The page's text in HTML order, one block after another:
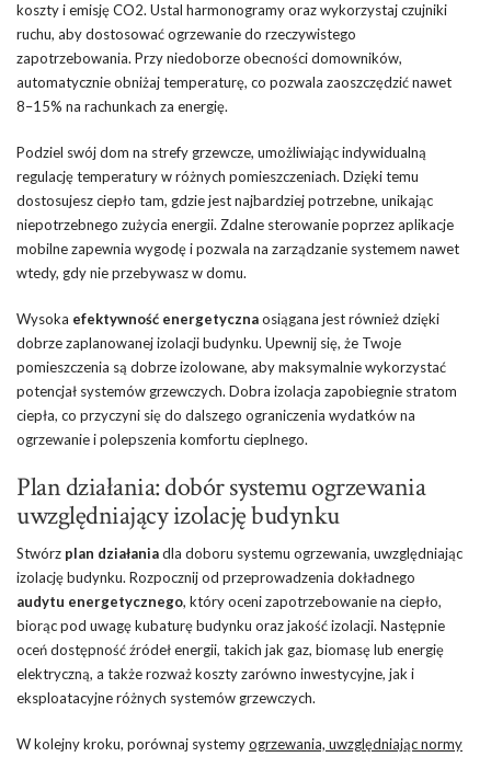
koszty i emisję CO2. Ustal harmonogramy oraz wykorzystaj czujniki
ruchu, aby dostosować ogrzewanie do rzeczywistego
zapotrzebowania. Przy niedoborze obecności domowników,
automatycznie obniżaj temperaturę, co pozwala zaoszczędzić nawet
8–15% na rachunkach za energię.
Podziel swój dom na strefy grzewcze, umożliwiając indywidualną
regulację temperatury w różnych pomieszczeniach. Dzięki temu
dostosujesz ciepło tam, gdzie jest najbardziej potrzebne, unikając
niepotrzebnego zużycia energii. Zdalne sterowanie poprzez aplikacje
mobilne zapewnia wygodę i pozwala na zarządzanie systemem nawet
wtedy, gdy nie przebywasz w domu.
Wysoka efektywność energetycznaosiągana jest również dzięki
dobrze zaplanowanej izolacji budynku. Upewnij się, że Twoje
pomieszczenia są dobrze izolowane, aby maksymalnie wykorzystać
potencjał systemów grzewczych. Dobra izolacja zapobiegnie stratom
ciepła, co przyczyni się do dalszego ograniczenia wydatków na
ogrzewanie i polepszenia komfortu cieplnego.
Plan działania: dobór systemu ogrzewania
uwzględniający izolację budynku
Stwórz plan działaniadla doboru systemu ogrzewania, uwzględniając
izolację budynku. Rozpocznij od przeprowadzenia dokładnego
audytu energetycznego, który oceni zapotrzebowanie na ciepło,
biorąc pod uwagę kubaturę budynku oraz jakość izolacji. Następnie
oceń dostępność źródeł energii, takich jak gaz, biomasę lub energię
elektryczną, a także rozważ koszty zarówno inwestycyjne, jak i
eksploatacyjne różnych systemów grzewczych.
W kolejny kroku, porównaj systemyogrzewania, uwzględniając normy